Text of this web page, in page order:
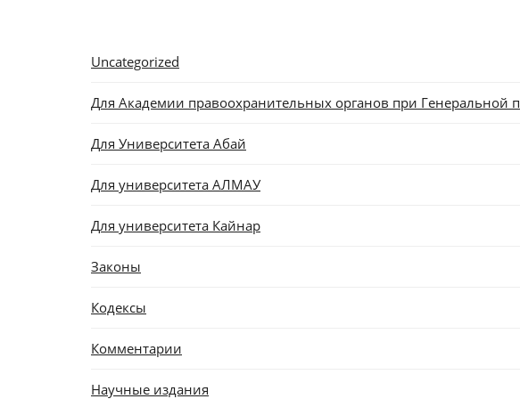
Uncategorized
Для Академии правоохранительных органов при Генеральной
Для Университета Абай
Для университета АЛМАУ
Для университета Кайнар
Законы
Кодексы
Комментарии
Научные издания